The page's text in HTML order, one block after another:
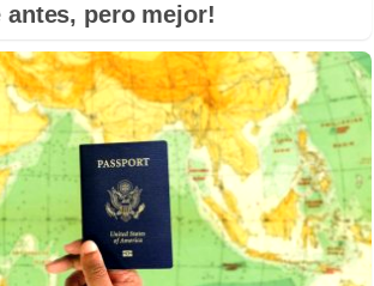
antes, pero mejor!